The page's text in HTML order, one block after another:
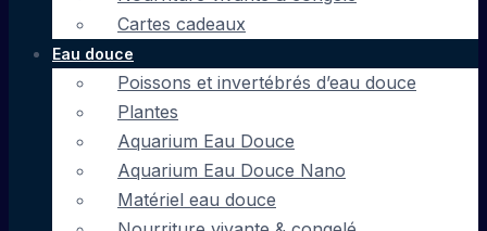
Cartes cadeaux
Eau douce
Poissons et invertébrés d’eau douce
Plantes
Aquarium Eau Douce
Aquarium Eau Douce Nano
Matériel eau douce